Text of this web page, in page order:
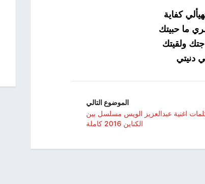
كفاية
ما حبيتك
ولقيتك
دنيتي
الموضوع التالي
اغنية عبدالعزيز الويس مسلسل بين
الكناين 2016 كاملة